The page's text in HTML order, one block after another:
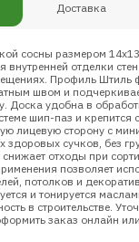
Доставка
сосны размером
внутренней отделки
Профиль Штиль
швом и
Доска удобна в
шип-паз и крепится
лицевую сторону с
здоровых сучков, без
отходы при
позволяет
потолков и
и тонируется
в строительстве.
заказ онлайн